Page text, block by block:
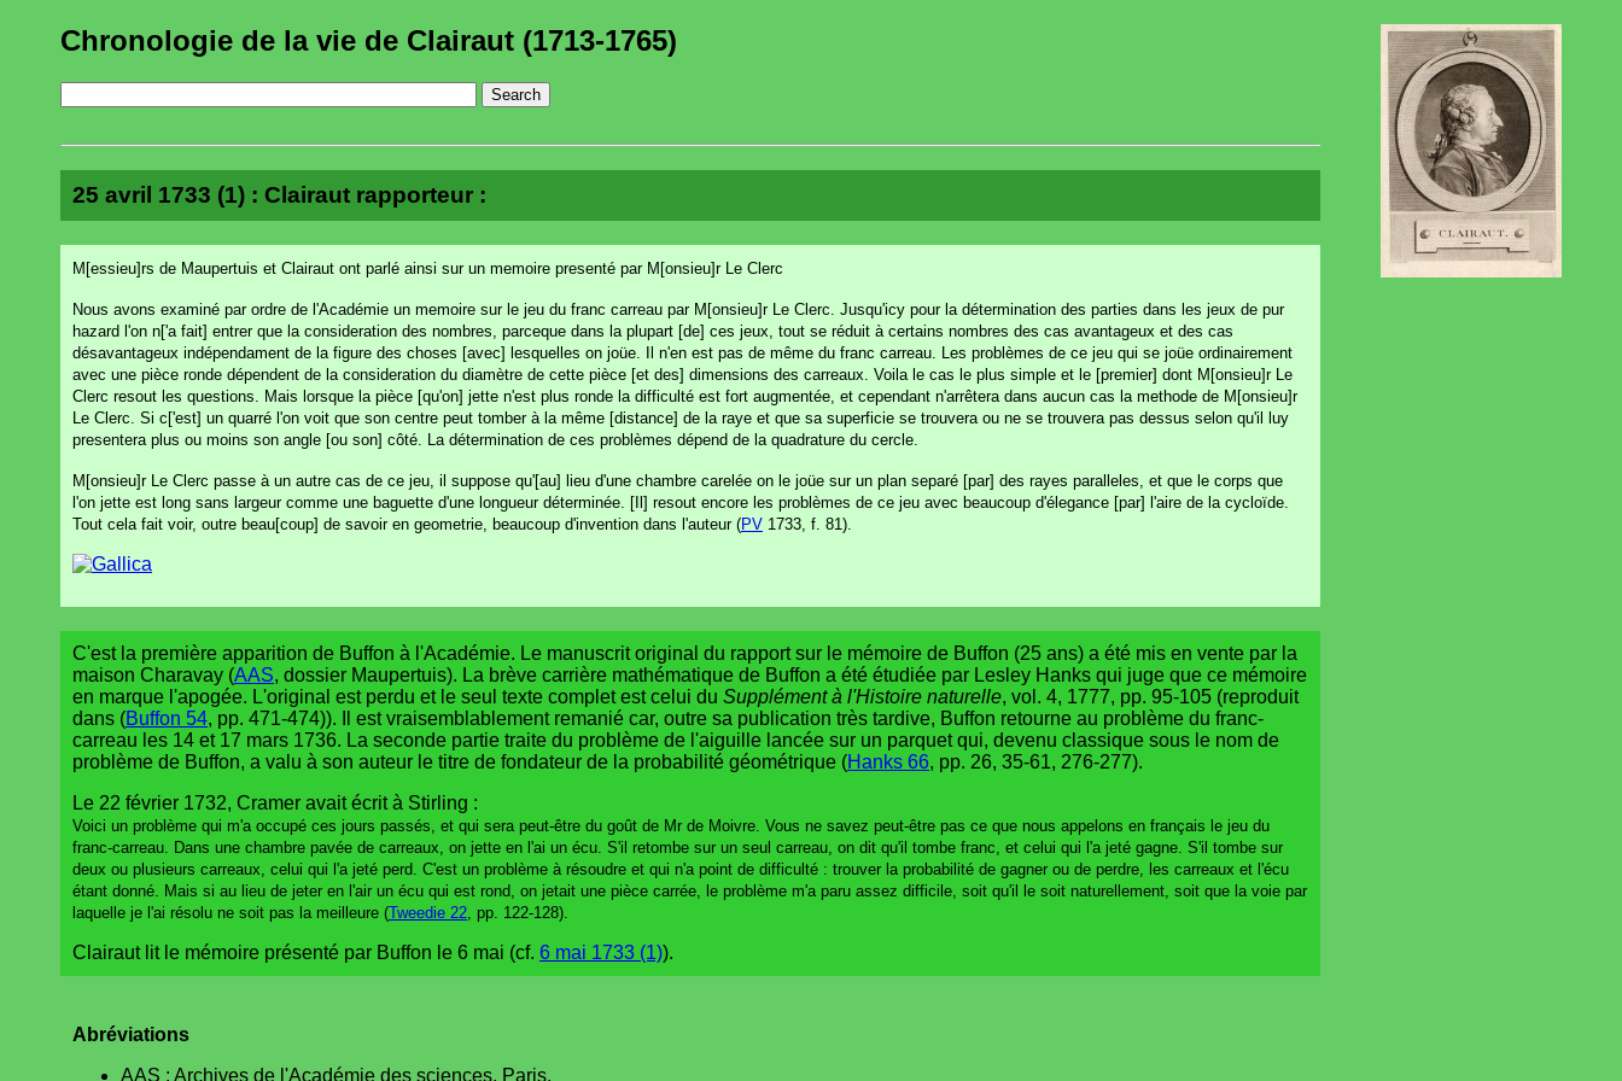
Chronologie de la vie de Clairaut (1713-1765)
25 avril 1733 (1) : Clairaut rapporteur :
M[essieu]rs de Maupertuis et Clairaut ont parlé ainsi sur un memoire presenté par M[onsieu]r Le Clerc
Nous avons examiné par ordre de l'Académie un memoire sur le jeu du franc carreau par M[onsieu]r Le Clerc. Jusqu'icy pour la détermination des parties dans les jeux de pur
hazard l'on n['a fait] entrer que la consideration des nombres, parceque dans la plupart [de] ces jeux, tout se réduit à certains nombres des cas avantageux et des cas
désavantageux indépendament de la figure des choses [avec] lesquelles on joüe. Il n'en est pas de même du franc carreau. Les problèmes de ce jeu qui se joüe ordinairement
avec une pièce ronde dépendent de la consideration du diamètre de cette pièce [et des] dimensions des carreaux. Voila le cas le plus simple et le [premier] dont M[onsieu]r Le
Clerc resout les questions. Mais lorsque la pièce [qu'on] jette n'est plus ronde la difficulté est fort augmentée, et cependant n'arrêtera dans aucun cas la methode de M[onsieu]r
Le Clerc. Si c['est] un quarré l'on voit que son centre peut tomber à la même [distance] de la raye et que sa superficie se trouvera ou ne se trouvera pas dessus selon qu'il luy
presentera plus ou moins son angle [ou son] côté. La détermination de ces problèmes dépend de la quadrature du cercle.
M[onsieu]r Le Clerc passe à un autre cas de ce jeu, il suppose qu'[au] lieu d'une chambre carelée on le joüe sur un plan separé [par] des rayes paralleles, et que le corps que
l'on jette est long sans largeur comme une baguette d'une longueur déterminée. [Il] resout encore les problèmes de ce jeu avec beaucoup d'élegance [par] l'aire de la cycloïde.
Tout cela fait voir, outre beau[coup] de savoir en geometrie, beaucoup d'invention dans l'auteur (PV 1733, f. 81).
C'est la première apparition de Buffon à l'Académie. Le manuscrit original du rapport sur le mémoire de Buffon (25 ans) a été mis en vente par la
maison Charavay (AAS, dossier Maupertuis). La brève carrière mathématique de Buffon a été étudiée par Lesley Hanks qui juge que ce mémoire
en marque l'apogée. L'original est perdu et le seul texte complet est celui du Supplément à l'Histoire naturelle, vol. 4, 1777, pp. 95-105 (reproduit
dans (Buffon 54, pp. 471-474)). Il est vraisemblablement remanié car, outre sa publication très tardive, Buffon retourne au problème du franc-
carreau les 14 et 17 mars 1736. La seconde partie traite du problème de l'aiguille lancée sur un parquet qui, devenu classique sous le nom de
problème de Buffon, a valu à son auteur le titre de fondateur de la probabilité géométrique (Hanks 66, pp. 26, 35-61, 276-277).
Le 22 février 1732, Cramer avait écrit à Stirling :
Voici un problème qui m'a occupé ces jours passés, et qui sera peut-être du goût de Mr de Moivre. Vous ne savez peut-être pas ce que nous appelons en français le jeu du
franc-carreau. Dans une chambre pavée de carreaux, on jette en l'ai un écu. S'il retombe sur un seul carreau, on dit qu'il tombe franc, et celui qui l'a jeté gagne. S'il tombe sur
deux ou plusieurs carreaux, celui qui l'a jeté perd. C'est un problème à résoudre et qui n'a point de difficulté : trouver la probabilité de gagner ou de perdre, les carreaux et l'écu
étant donné. Mais si au lieu de jeter en l'air un écu qui est rond, on jetait une pièce carrée, le problème m'a paru assez difficile, soit qu'il le soit naturellement, soit que la voie par
laquelle je l'ai résolu ne soit pas la meilleure (Tweedie 22 , pp. 122-128).
Clairaut lit le mémoire présenté par Buffon le 6 mai (cf. 6 mai 1733 (1)).
Abréviations
AAS : Archives de l'Académie des sciences, Paris.